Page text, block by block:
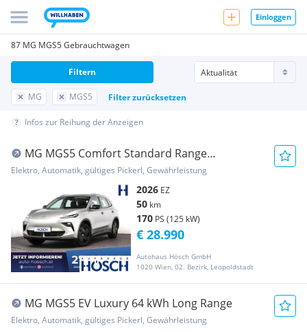
Einloggen
87 MG MGS5 Gebrauchtwagen
MG MGS5 Filter zurücksetzen
Filtern
Infos zur Reihung der Anzeigen
MG MGS5 Comfort Standard Range
NEUWAGEN
Elektro, Automatik, gültiges Pickerl, Gewährleistung
2026 EZ
50 km
170 PS (125 kW)
Autohaus Hösch GmbH
1020 Wien, 02. Bezirk, Leopoldstadt
€ 28.990
MG MGS5 EV Luxury 64 kWh Long Range
Elektro, Automatik, gültiges Pickerl, Gewährleistung